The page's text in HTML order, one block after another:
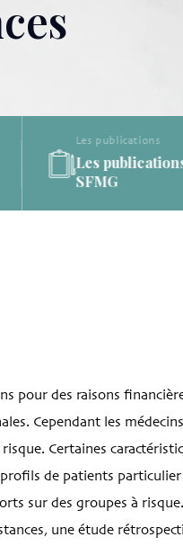
Les publications
Les thèses
pour des raisons
Cependant les
Certaines
de patients
sur des groupes à risque.
une étude